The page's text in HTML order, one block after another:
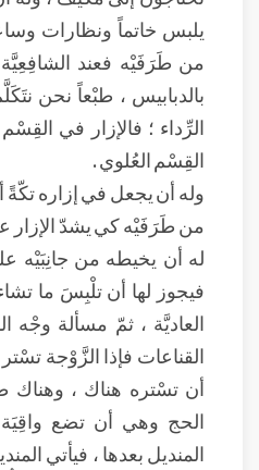
يلبس خاتماً ونظارات
من طَرَفَيْه فعند
بالدبابيس ، طبْعاً نحن
الرِّداء ؛ فالإزار في
القِسْم العُلوي .
وله أن يجعل في إزاره تكّةً
من طَرَفَيْه كي يشدّ
له أن يخيطه من جانِبَيْه
فيجوز لها أن تلْبِسَ ما
العاديَّة ، ثمّ مسألة
القناعات فإذا الزَّوْجة
أن تسْتره هناك ، وهناك
الحج وهي أن تضع
المنديل بعدها ، فيأتي